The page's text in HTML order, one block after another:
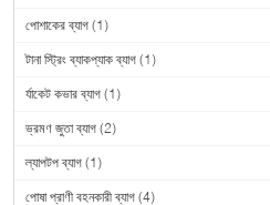
পোশাকের ব্যাগ (1)
টানা স্ট্রিং ব্যাকপ্যাক ব্যাগ (1)
র্যাকেট কভার ব্যাগ (1)
ভ্রমণ জুতা ব্যাগ (2)
ল্যাপটপ ব্যাগ (1)
পোষা প্রাণী বহনকারী ব্যাগ (4)